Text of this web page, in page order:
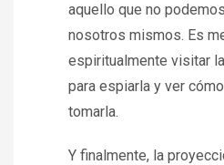
aquello que no
nosotros mismos. Es
espiritualmente visitar
para espiarla y ver
tomarla.
Y finalmente, la